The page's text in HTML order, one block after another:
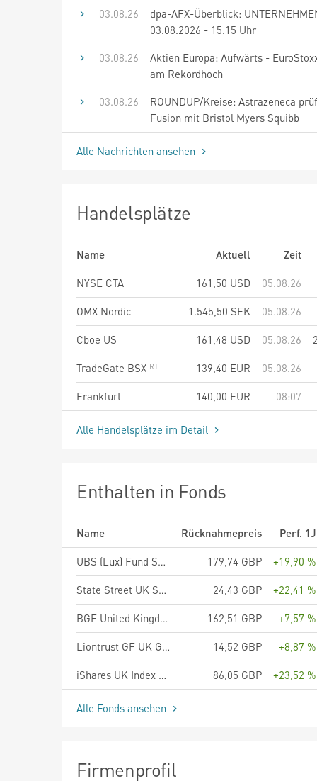
03.08.26
dpa-AFX-Überblick:
03.08.2026 - 15.15 Uhr
03.08.26
Aktien Europa: Aufwärts -
am Rekordhoch
03.08.26
ROUNDUP/Kreise: Astrazeneca
Fusion mit Bristol Myers Squibb
Alle Nachrichten ansehen
Handelsplätze
Name Aktuell
Zeit
NYSE CTA
161,50 USD
05.08.26
OMX Nordic
1.545,50 SEK
05.08.26
Cboe US
161,48 USD 05.08.26
TradeGate BSX
139,40 EUR
05.08.26
Frankfurt
140,00 EUR 08:07
Alle Handelsplätze im Detail
Enthalten in Fonds
Name Rücknahmepreis
Perf. 1J
UBS (Lux) Fund Solutions II - UBS MSCI UK Selection Index Fund GBP A acc
179,74 GBP
+19,90 %
State Street UK Screened Index Equity Fund P
24,43 GBP
+22,41 %
BGF United Kingdom Fund A2 GBP
162,51 GBP
+7,57 %
Liontrust GF UK Growth Fund C1 GBP Accumulating
14,52 GBP
+8,87 %
iShares UK Index Fund (IE) Flex Accu GBP
86,05 GBP +23,52 %
Alle Fonds ansehen
Firmenprofil